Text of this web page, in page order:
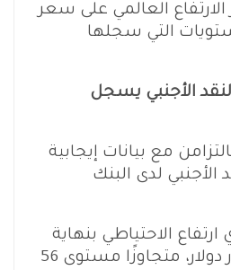
العالمي على سعر
المستويات التي سجلها
الأجنبي يسجل
مع بيانات إيجابية
الأجنبي لدى البنك
ارتفاع الاحتياطي بنهاية
يوليو إلى 56.29 مليار دولار، متجاوزًا مستوى 56